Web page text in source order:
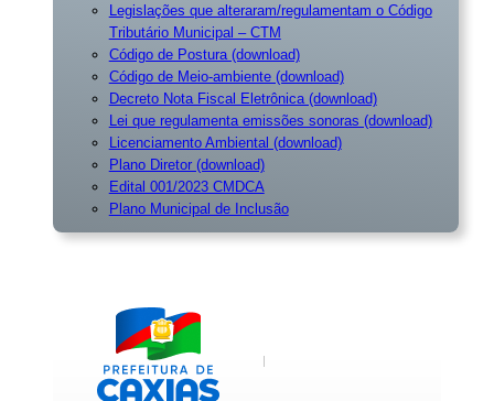
Legislações que alteraram/regulamentam o Código
Tributário Municipal – CTM
Código de Postura (download)
Código de Meio-ambiente (download)
Decreto Nota Fiscal Eletrônica (download)
Lei que regulamenta emissões sonoras (download)
Licenciamento Ambiental (download)
Plano Diretor (download)
Edital 001/2023 CMDCA
Plano Municipal de Inclusão